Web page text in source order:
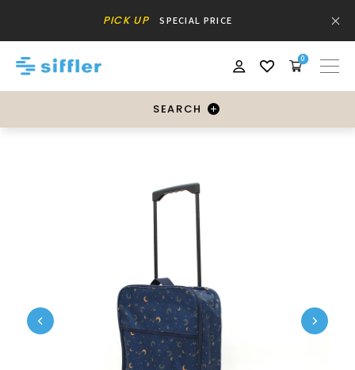
PICK UP SPECIAL PRICE
0
SEARCH